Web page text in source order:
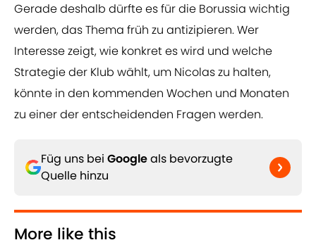
Gerade deshalb dürfte es für die Borussia wichtig
werden, das Thema früh zu antizipieren. Wer
Interesse zeigt, wie konkret es wird und welche
Strategie der Klub wählt, um Nicolas zu halten,
könnte in den kommenden Wochen und Monaten
zu einer der entscheidenden Fragen werden.
Füg uns bei Googleals bevorzugte
Quelle hinzu
More like this